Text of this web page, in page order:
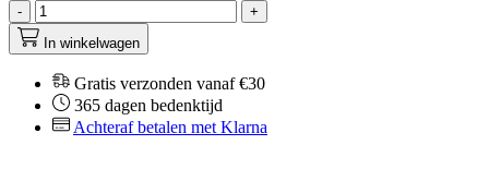
-
+
In winkelwagen
Gratis verzonden vanaf €30
365 dagen bedenktijd
Achteraf betalen met Klarna